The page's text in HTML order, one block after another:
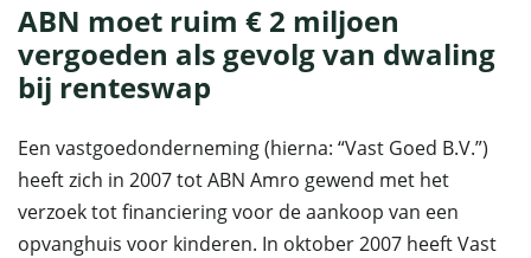
ABN moet ruim € 2 miljoen
vergoeden als gevolg van dwaling
bij renteswap
Een vastgoedonderneming (hierna: “Vast Goed B.V.”)
heeft zich in 2007 tot ABN Amro gewend met het
verzoek tot financiering voor de aankoop van een
opvanghuis voor kinderen. In oktober 2007 heeft Vast